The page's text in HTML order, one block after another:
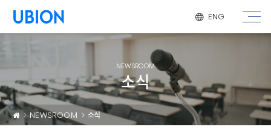
메뉴 건너 뛰기
ENG
NEWSROOM
소식
NEWSROOM 소식